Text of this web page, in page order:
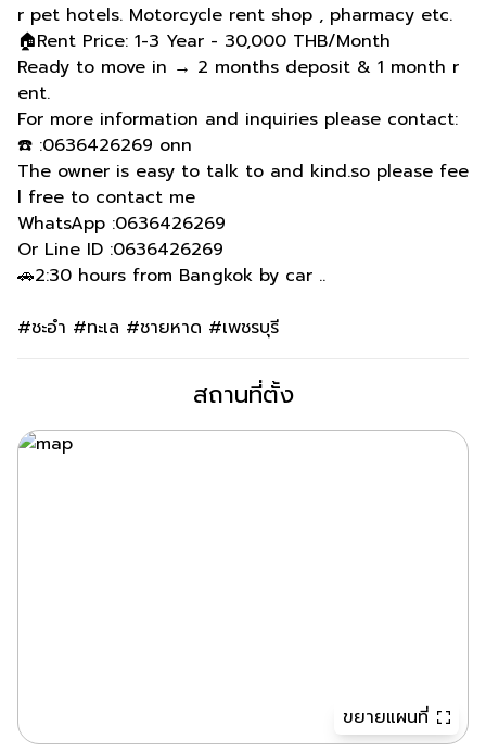
r pet hotels. Motorcycle rent shop , pharmacy etc.
🏠Rent Price: 1-3 Year - 30,000 THB/Month
Ready to move in → 2 months deposit & 1 month r
ent.
For more information and inquiries please contact:
☎️ :0636426269 onn
The owner is easy to talk to and kind.so please fee
l free to contact me
WhatsApp :0636426269
Or Line ID :0636426269
🚗2:30 hours from Bangkok by car ..
#ชะอำ #ทะเล #ชายหาด #เพชรบุรี
สถานที่ตั้ง
ขยายแผนที่